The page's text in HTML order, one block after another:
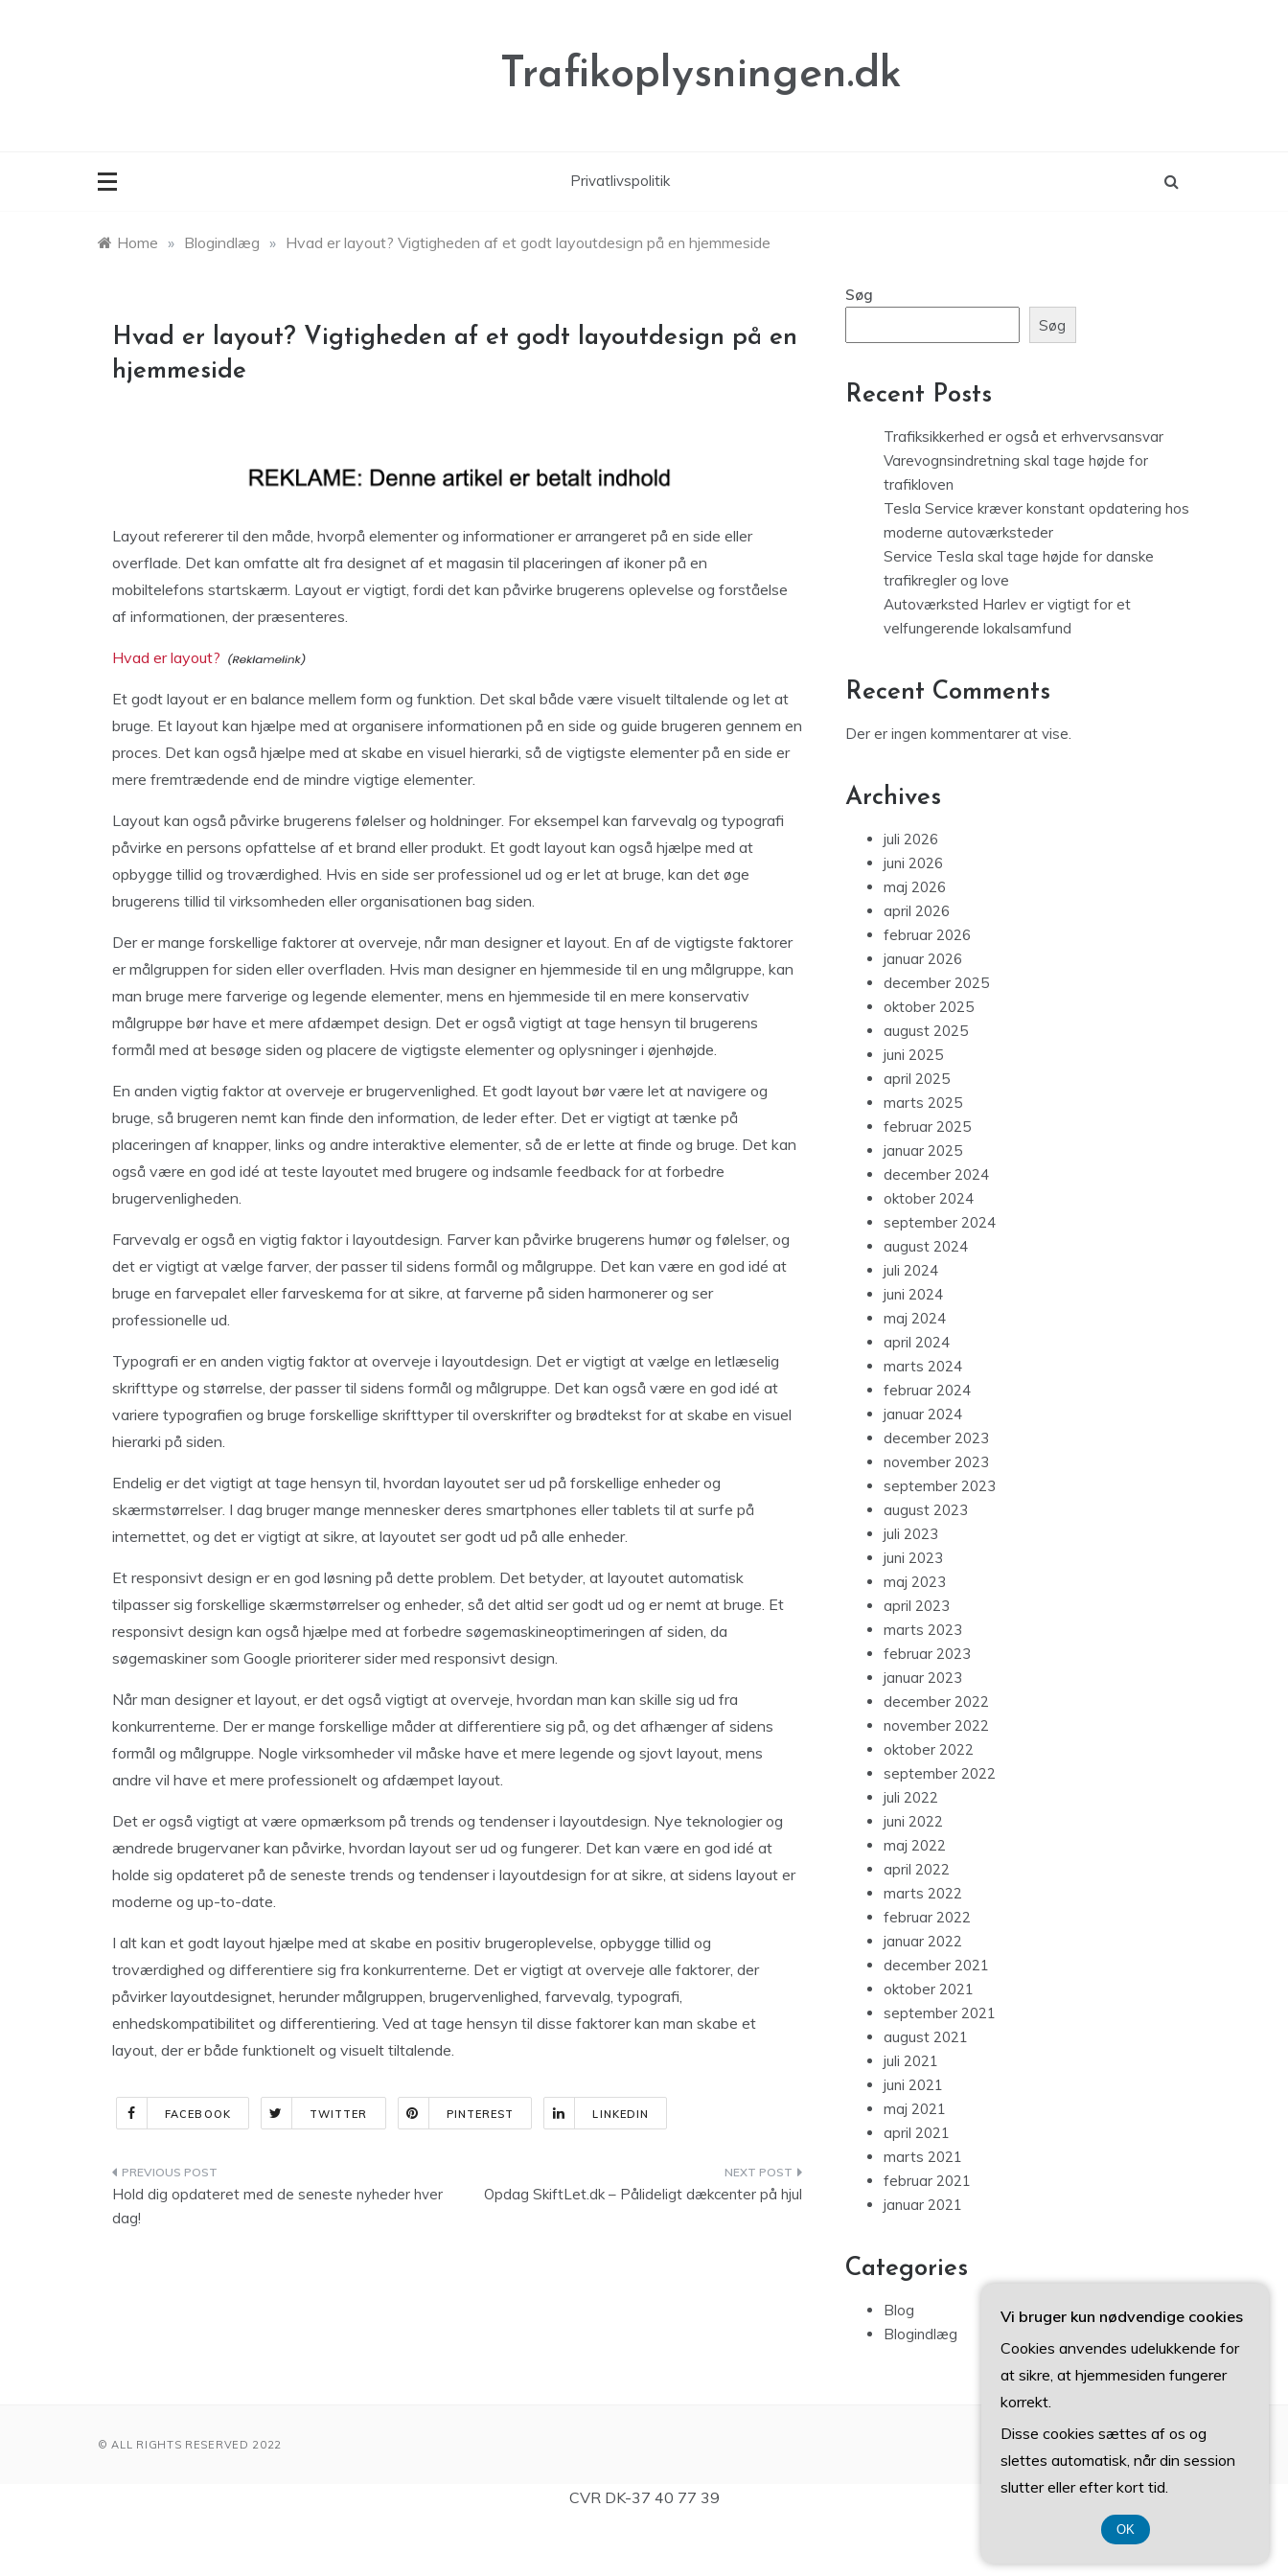
Trafikoplysningen.dk
Privatlivspolitik
Home » Blogindlæg » Hvad er layout? Vigtigheden af et godt layoutdesign på en hjemmeside
Hvad er layout? Vigtigheden af et godt layoutdesign på en
hjemmeside
Layout refererer til den måde, hvorpå elementer og informationer er arrangeret på en side eller
overflade. Det kan omfatte alt fra designet af et magasin til placeringen af ikoner på en
mobiltelefons startskærm. Layout er vigtigt, fordi det kan påvirke brugerens oplevelse og forståelse
af informationen, der præsenteres.
Hvad er layout?
Et godt layout er en balance mellem form og funktion. Det skal både være visuelt tiltalende og let at
bruge. Et layout kan hjælpe med at organisere informationen på en side og guide brugeren gennem en
proces. Det kan også hjælpe med at skabe en visuel hierarki, så de vigtigste elementer på en side er
mere fremtrædende end de mindre vigtige elementer.
Layout kan også påvirke brugerens følelser og holdninger. For eksempel kan farvevalg og typografi
påvirke en persons opfattelse af et brand eller produkt. Et godt layout kan også hjælpe med at
opbygge tillid og troværdighed. Hvis en side ser professionel ud og er let at bruge, kan det øge
brugerens tillid til virksomheden eller organisationen bag siden.
Der er mange forskellige faktorer at overveje, når man designer et layout. En af de vigtigste faktorer
er målgruppen for siden eller overfladen. Hvis man designer en hjemmeside til en ung målgruppe, kan
man bruge mere farverige og legende elementer, mens en hjemmeside til en mere konservativ
målgruppe bør have et mere afdæmpet design. Det er også vigtigt at tage hensyn til brugerens
formål med at besøge siden og placere de vigtigste elementer og oplysninger i øjenhøjde.
En anden vigtig faktor at overveje er brugervenlighed. Et godt layout bør være let at navigere og
bruge, så brugeren nemt kan finde den information, de leder efter. Det er vigtigt at tænke på
placeringen af knapper, links og andre interaktive elementer, så de er lette at finde og bruge. Det kan
også være en god idé at teste layoutet med brugere og indsamle feedback for at forbedre
brugervenligheden.
Farvevalg er også en vigtig faktor i layoutdesign. Farver kan påvirke brugerens humør og følelser, og
det er vigtigt at vælge farver, der passer til sidens formål og målgruppe. Det kan være en god idé at
bruge en farvepalet eller farveskema for at sikre, at farverne på siden harmonerer og ser
professionelle ud.
Typografi er en anden vigtig faktor at overveje i layoutdesign. Det er vigtigt at vælge en letlæselig
skrifttype og størrelse, der passer til sidens formål og målgruppe. Det kan også være en god idé at
variere typografien og bruge forskellige skrifttyper til overskrifter og brødtekst for at skabe en visuel
hierarki på siden.
Endelig er det vigtigt at tage hensyn til, hvordan layoutet ser ud på forskellige enheder og
skærmstørrelser. I dag bruger mange mennesker deres smartphones eller tablets til at surfe på
internettet, og det er vigtigt at sikre, at layoutet ser godt ud på alle enheder.
Et responsivt design er en god løsning på dette problem. Det betyder, at layoutet automatisk
tilpasser sig forskellige skærmstørrelser og enheder, så det altid ser godt ud og er nemt at bruge. Et
responsivt design kan også hjælpe med at forbedre søgemaskineoptimeringen af siden, da
søgemaskiner som Google prioriterer sider med responsivt design.
Når man designer et layout, er det også vigtigt at overveje, hvordan man kan skille sig ud fra
konkurrenterne. Der er mange forskellige måder at differentiere sig på, og det afhænger af sidens
formål og målgruppe. Nogle virksomheder vil måske have et mere legende og sjovt layout, mens
andre vil have et mere professionelt og afdæmpet layout.
Det er også vigtigt at være opmærksom på trends og tendenser i layoutdesign. Nye teknologier og
ændrede brugervaner kan påvirke, hvordan layout ser ud og fungerer. Det kan være en god idé at
holde sig opdateret på de seneste trends og tendenser i layoutdesign for at sikre, at sidens layout er
moderne og up-to-date.
I alt kan et godt layout hjælpe med at skabe en positiv brugeroplevelse, opbygge tillid og
troværdighed og differentiere sig fra konkurrenterne. Det er vigtigt at overveje alle faktorer, der
påvirker layoutdesignet, herunder målgruppen, brugervenlighed, farvevalg, typografi,
enhedskompatibilitet og differentiering. Ved at tage hensyn til disse faktorer kan man skabe et
layout, der er både funktionelt og visuelt tiltalende.
FACEBOOK TWITTER PINTEREST LINKEDIN
Indlægsnavigation
Hold dig opdateret med de seneste nyheder hver
dag!
Opdag SkiftLet.dk – Pålideligt dækcenter på hjul
Søg
Søg
Recent Posts
Trafiksikkerhed er også et erhvervsansvar
Varevognsindretning skal tage højde for
trafikloven
Tesla Service kræver konstant opdatering hos
moderne autoværksteder
Service Tesla skal tage højde for danske
trafikregler og love
Autoværksted Harlev er vigtigt for et
velfungerende lokalsamfund
Recent Comments
Der er ingen kommentarer at vise.
Archives
juli 2026
juni 2026
maj 2026
april 2026
februar 2026
januar 2026
december 2025
oktober 2025
august 2025
juni 2025
april 2025
marts 2025
februar 2025
januar 2025
december 2024
oktober 2024
september 2024
august 2024
juli 2024
juni 2024
maj 2024
april 2024
marts 2024
februar 2024
januar 2024
december 2023
november 2023
september 2023
august 2023
juli 2023
juni 2023
maj 2023
april 2023
marts 2023
februar 2023
januar 2023
december 2022
november 2022
oktober 2022
september 2022
juli 2022
juni 2022
maj 2022
april 2022
marts 2022
februar 2022
januar 2022
december 2021
oktober 2021
september 2021
august 2021
juli 2021
juni 2021
maj 2021
april 2021
marts 2021
februar 2021
januar 2021
Categories
Blog
Blogindlæg
© ALL RIGHTS RESERVED 2022
CVR DK-37 40 77 39
Vi bruger kun nødvendige cookies
Cookies anvendes udelukkende for
at sikre, at hjemmesiden fungerer
korrekt.
Disse cookies sættes af os og
slettes automatisk, når din session
slutter eller efter kort tid.
OK